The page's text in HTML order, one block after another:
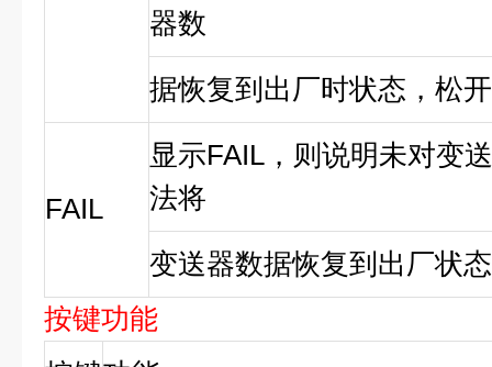
器数
据恢复到出厂时状态，松
FAIL
显示FAIL，则说明未对变
法将
变送器数据恢复到出厂状态
按键功能